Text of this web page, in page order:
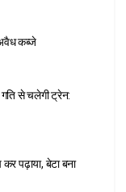
अवैध कब्जे
गति से चलेगी ट्रेन:
पढ़ाया, बेटा बना